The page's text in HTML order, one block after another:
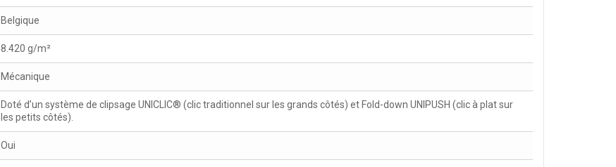
Belgique
8.420 g/m²
Mécanique
Doté d’un système de clipsage UNICLIC® (clic traditionnel sur les grands côtés) et Fold-down UNIPUSH (clic à plat sur
les petits côtés).
Oui